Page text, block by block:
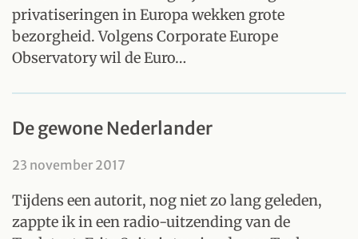
privatiseringen in Europa wekken grote
bezorgheid. Volgens Corporate Europe
Observatory wil de Euro…
De gewone Nederlander
23 november 2017
Tijdens een autorit, nog niet zo lang geleden,
zappte ik in een radio-uitzending van de